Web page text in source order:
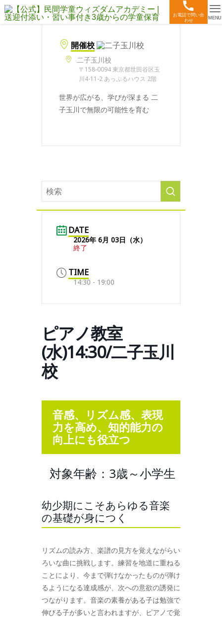
お電話で問い合
わせ
MENU
開催校
二子玉川校
〒158-0094 東京都世田谷区玉
川4-11-2 あっぷるハウス 2階
世界が広がる、学びが深まる 二
子玉川で無限の可能性を育む
DATE
2026年 6月 03日（水）
終了
TIME
14:30 - 19:00
ピアノ教室
(水)14:30/二子玉川
校
音感、リズム感、表現
力を高め、知的能力の
向上にも役立つ
対象年齢：3歳～小学生
幼少期にこそあらゆる音楽
の基礎が身につく
リズムの読み方、楽譜の見方を覚えながらい
ろいな曲に挑戦します。練習を地道に重ねる
ことにより、今まで弾けなかったものが弾け
るようになる達成感が、次への意欲の誘発に
つながります。音楽の素養がある子は勉強で
伸びる子が多いと言われますが、ピアノで覚